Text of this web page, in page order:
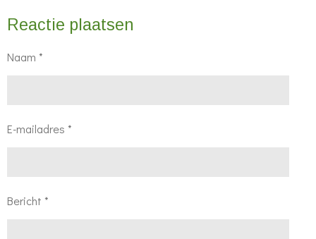
Reactie plaatsen
Naam *
E-mailadres *
Bericht *